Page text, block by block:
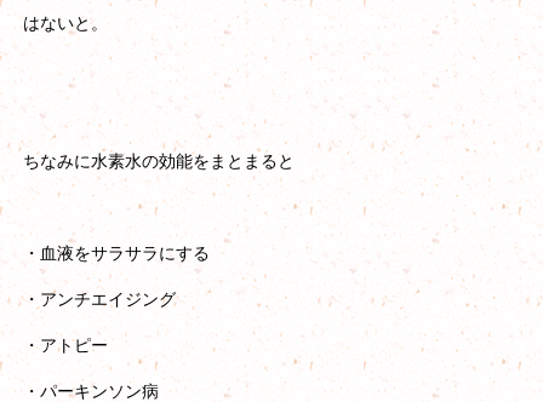
はないと。
ちなみに水素水の効能をまとまると
・血液をサラサラにする
・アンチエイジング
・アトピー
・パーキンソン病